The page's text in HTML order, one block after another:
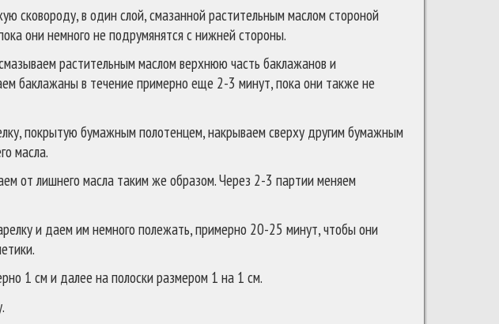
сковороду, в один слой, смазанной растительным маслом стороной
они немного не подрумянятся с нижней стороны.
растительным маслом верхнюю часть баклажанов и
баклажаны в течение примерно еще 2-3 минут, пока они также не
покрытую бумажным полотенцем, накрываем сверху другим бумажным
масла.
от лишнего масла таким же образом. Через 2-3 партии меняем
и даем им немного полежать, примерно 20-25 минут, чтобы они
1 см и далее на полоски размером 1 на 1 см.